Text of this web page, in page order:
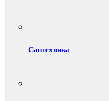
Сантехника